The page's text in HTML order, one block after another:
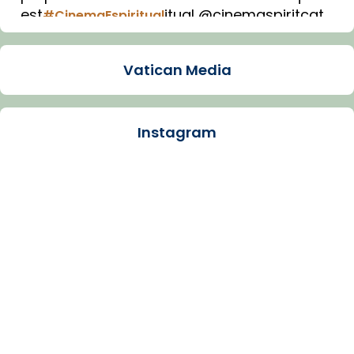
est#CinemaEspiritualitual @cinemaspiritcat
Imatge: Generada amb IA (OpenAI)
Arquebisbat de Barcelona
Vatican Media
Instagram